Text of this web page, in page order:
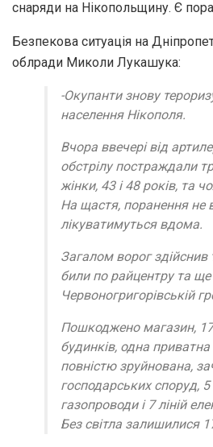
снаряди на Нікопольщину. Є
Безпекова ситуація на
облради Миколи Лукашука:
-Окупанти знову
населення Нікополя.
Вчора ввечері від
обстрілу постраждали
жінки, 43 і 48 років, та
На щастя, поранення не
лікуватимуться вдома.
Загалом ворог здійснив
били по райцентру та
Червоногригорівській
Пошкоджено магазин,
будинків, одна
повністю зруйнована,
господарських споруд, 5
газопроводи і 7 ліній
Без світла залишилися